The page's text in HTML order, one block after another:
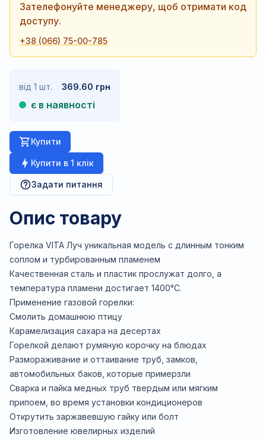
Зателефонуйте менеджеру, щоб отримати код
доступу.
+38 (066) 75-00-785
від 1 шт. 369.60 грн
є в наявності
Купити
Купити в 1 клік
Задати питання
Опис товару
Горелка VITA Луч уникальная модель с длинным тонким
соплом и турбированным пламенем
Качественная сталь и пластик прослужат долго, а
температура пламени достигает 1400°С.
Применение газовой горелки:
Смолить домашнюю птицу
Карамелизация сахара на десертах
Горелкой делают румяную корочку на блюдах
Размораживание и оттаивание труб, замков,
автомобильных баков, которые примерзли
Сварка и пайка медных труб твердым или мягким
припоем, во время установки кондиционеров
Открутить заржавевшую гайку или болт
Изготовление ювелирных изделий